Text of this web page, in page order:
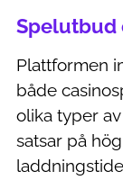
Spelutbud
Plattformen
både
olika typer
satsar på